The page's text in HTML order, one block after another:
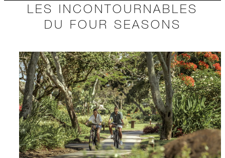
LES INCONTOURNABLES
DU FOUR SEASONS